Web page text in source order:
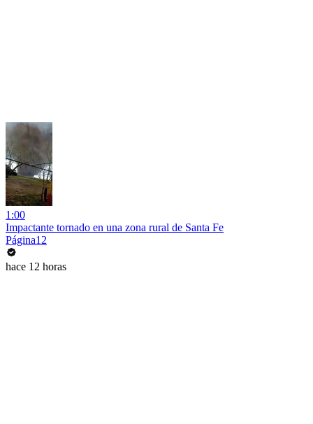
1:00
Impactante tornado en una zona rural de Santa Fe
Página12
hace 12 horas